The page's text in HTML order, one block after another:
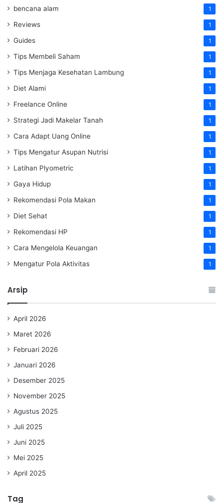
bencana alam 1
Reviews 1
Guides 1
Tips Membeli Saham 1
Tips Menjaga Kesehatan Lambung 1
Diet Alami 1
Freelance Online 1
Strategi Jadi Makelar Tanah 1
Cara Adapt Uang Online 1
Tips Mengatur Asupan Nutrisi 1
Latihan Plyometric 1
Gaya Hidup 1
Rekomendasi Pola Makan 1
Diet Sehat 1
Rekomendasi HP 1
Cara Mengelola Keuangan 1
Mengatur Pola Aktivitas 1
Arsip
April 2026
Maret 2026
Februari 2026
Januari 2026
Desember 2025
November 2025
Agustus 2025
Juli 2025
Juni 2025
Mei 2025
April 2025
Tag